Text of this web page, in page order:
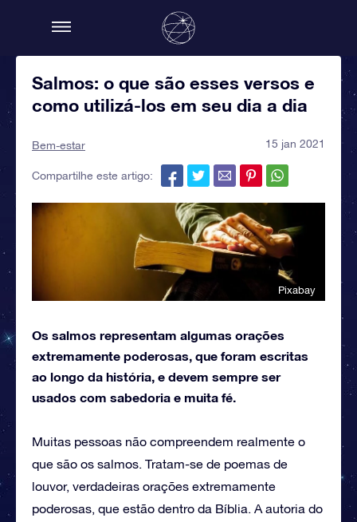
Salmos: o que são esses versos e
como utilizá-los em seu dia a dia
Bem-estar 15 jan 2021
Compartilhe este artigo:
Pixabay
Os salmos representam algumas orações
extremamente poderosas, que foram escritas
ao longo da história, e devem sempre ser
usados com sabedoria e muita fé.
Muitas pessoas não compreendem realmente o
que são os salmos. Tratam-se de poemas de
louvor, verdadeiras orações extremamente
poderosas, que estão dentro da Bíblia. A autoria do